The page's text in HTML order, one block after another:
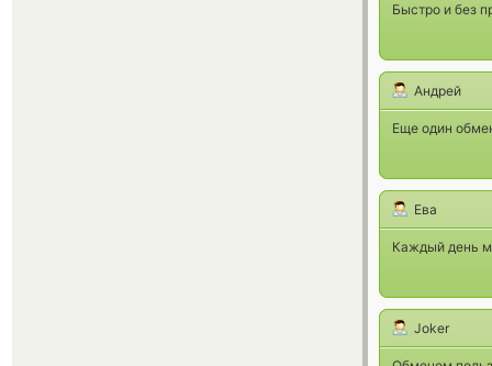
Быстро и без
Андрей
Еще один
Ева
Каждый день
Joker